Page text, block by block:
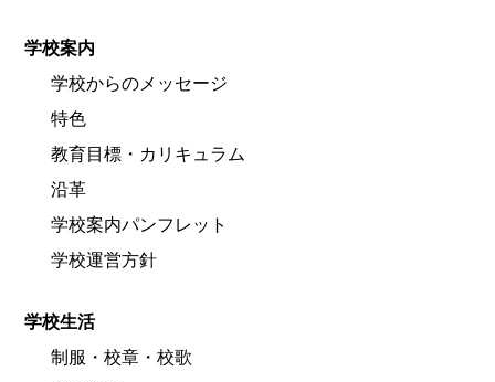
学校案内
学校からのメッセージ
特色
教育目標・カリキュラム
沿革
学校案内パンフレット
学校運営方針
学校生活
制服・校章・校歌